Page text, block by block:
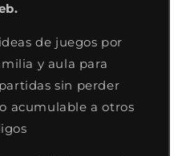
de juegos por
y aula para
sin perder
acumulable a otros